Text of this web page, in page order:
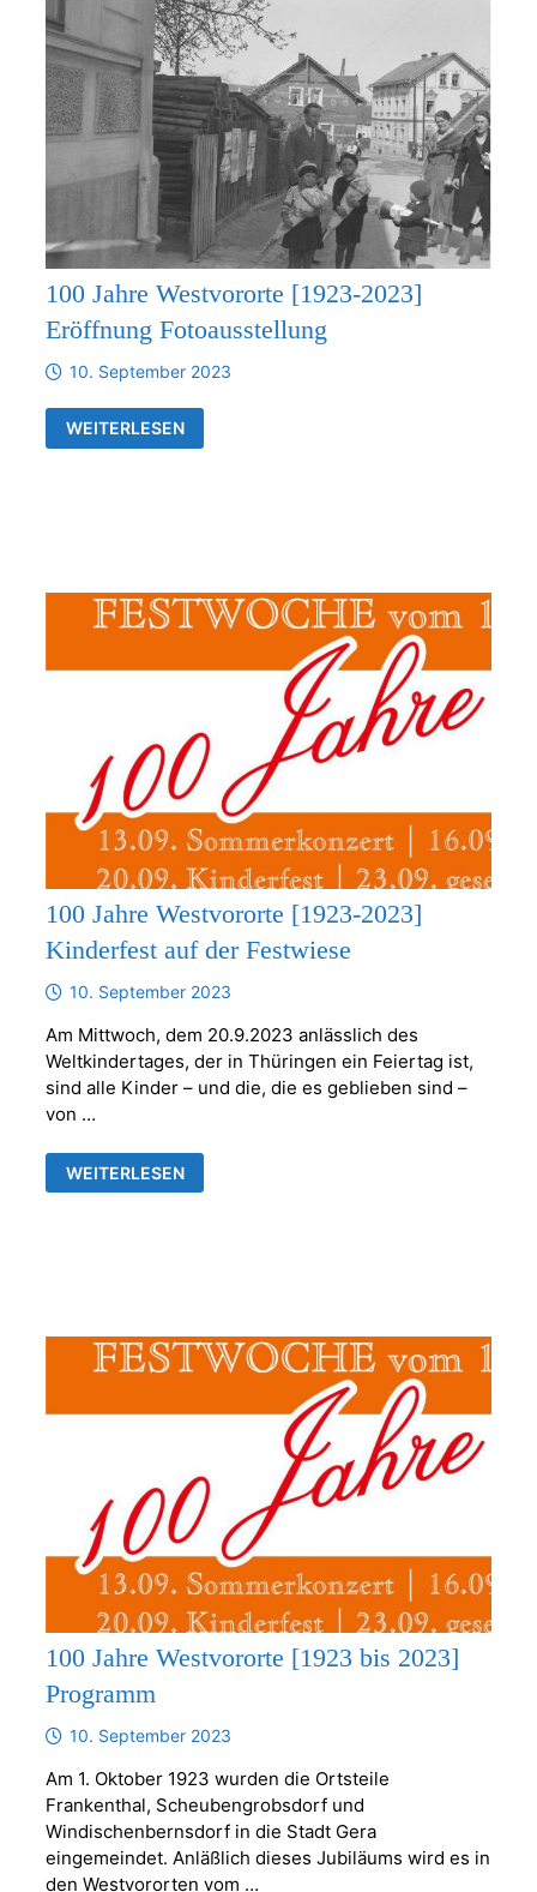
100 Jahre Westvororte [1923-2023]
Eröffnung Fotoausstellung
10. September 2023
100
JAHRE
WEITERLESEN
100 Jahre Westvororte [1923-2023]
Kinderfest auf der Festwiese
10. September 2023
Am Mittwoch, dem 20.9.2023 anlässlich des
Weltkindertages, der in Thüringen ein Feiertag ist,
sind alle Kinder – und die, die es geblieben sind –
von …
100
JAHRE
WEITERLESEN
100 Jahre Westvororte [1923 bis 2023]
Programm
10. September 2023
Am 1. Oktober 1923 wurden die Ortsteile
Frankenthal, Scheubengrobsdorf und
Windischenbernsdorf in die Stadt Gera
eingemeindet. Anläßlich dieses Jubiläums wird es in
den Westvororten vom …